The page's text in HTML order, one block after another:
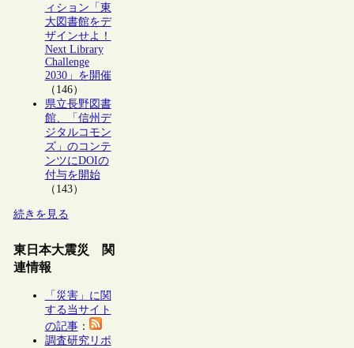
ィション「東
大図書館をデ
ザインせよ！
Next Library
Challenge
2030」を開催
（146）
県立長野図書
館、「信州デ
ジタルコモン
ズ」のコンテ
ンツにDOIの
付与を開始
（143）
続きを見る
東日本大震災 関
連情報
「災害」に関
する当サイト
の記事：
調査研究リポ